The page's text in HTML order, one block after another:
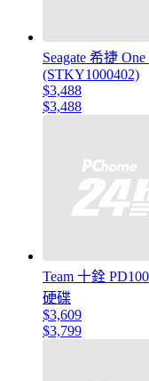
Seagate 希捷
(STKY1000402)
$3,488
$3,488
Team 十銓
硬碟
$3,609
$3,799